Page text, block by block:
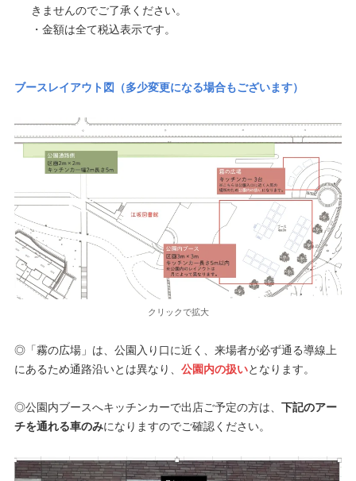
きませんのでご了承ください。
・金額は全て税込表示です。
ブースレイアウト図（多少変更になる場合もございます）
クリックで拡大
◎「霧の広場」は、公園入り口に近く、来場者が必ず通る導線上
にあるため通路沿いとは異なり、 公園内の扱いとなります。
◎公園内ブースへキッチンカーで出店ご予定の方は、 下記のアー
チを通れる車のみになりますのでご確認ください。